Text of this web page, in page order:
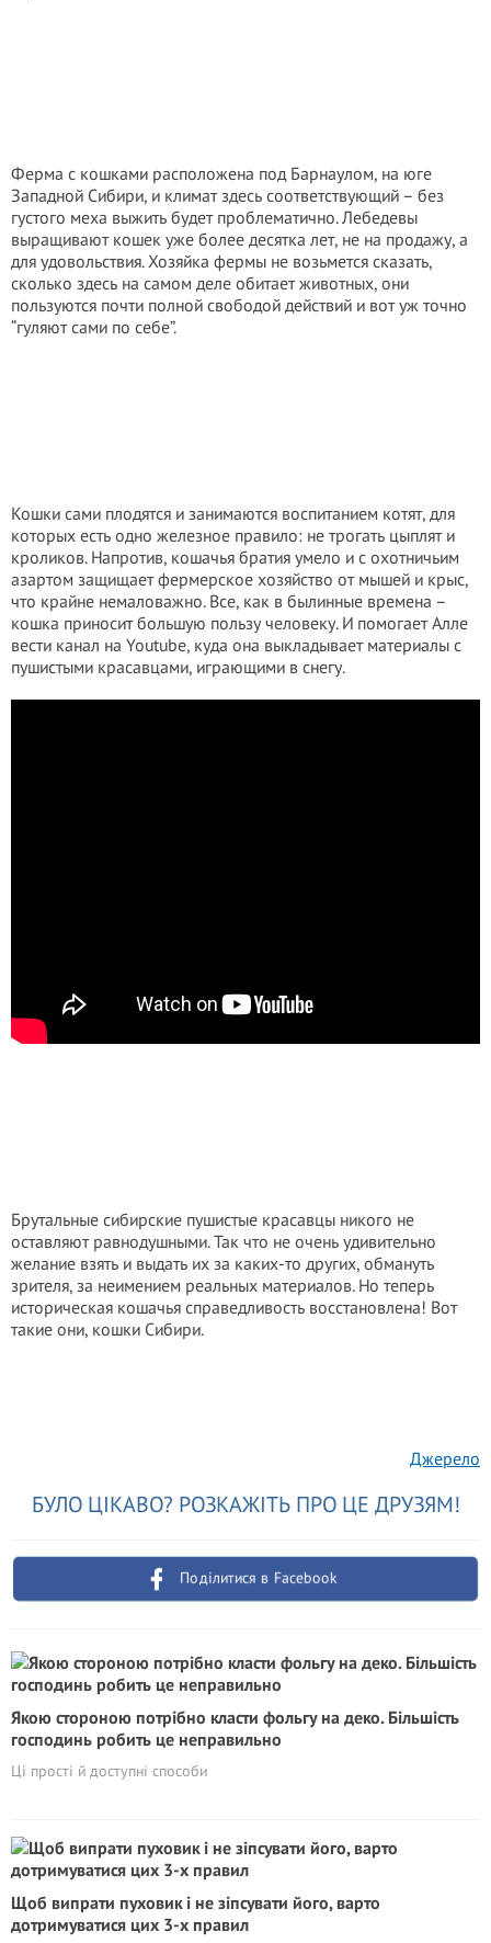
Ферма с кошками расположена под Барнаулом, на юге
Западной Сибири, и климат здесь соответствующий – без
густого меха выжить будет проблематично. Лебедевы
выращивают кошек уже более десятка лет, не на продажу, а
для удовольствия. Хозяйка фермы не возьмется сказать,
сколько здесь на самом деле обитает животных, они
пользуются почти полной свободой действий и вот уж точно
“гуляют сами по себе”.
Кошки сами плодятся и занимаются воспитанием котят, для
которых есть одно железное правило: не трогать цыплят и
кроликов. Напротив, кошачья братия умело и с охотничьим
азартом защищает фермерское хозяйство от мышей и крыс,
что крайне немаловажно. Все, как в былинные времена –
кошка приносит большую пользу человеку. И помогает Алле
вести канал на Youtube, куда она выкладывает материалы с
пушистыми красавцами, играющими в снегу.
Брутальные сибирские пушистые красавцы никого не
оставляют равнодушными. Так что не очень удивительно
желание взять и выдать их за каких-то других, обмануть
зрителя, за неимением реальных материалов. Но теперь
историческая кошачья справедливость восстановлена! Вот
такие они, кошки Сибири.
Джерело
БУЛО ЦІКАВО? РОЗКАЖІТЬ ПРО ЦЕ ДРУЗЯМ!
Поділитися в Facebook
Якою стороною потрібно класти фольгу на деко. Більшість
господинь робить це неправильно
Ці прості й доступні способи
Щоб випрати пуховик і не зіпсувати його, варто
дотримуватися цих 3-х правил